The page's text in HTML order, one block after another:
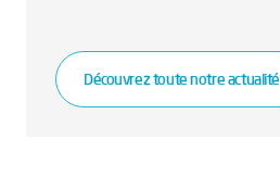
Découvrez toute notre actualité